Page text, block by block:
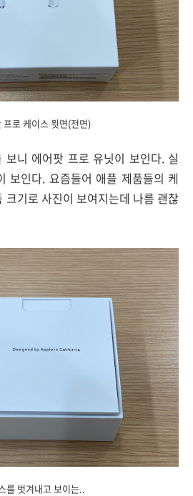
프로 케이스 윗면(전면)
보니 에어팟 프로 유닛이 보인다. 실
보인다. 요즘들어 애플 제품들의 케
크기로 사진이 보여지는데 나름 괜찮
를 벗겨내고 보이는..